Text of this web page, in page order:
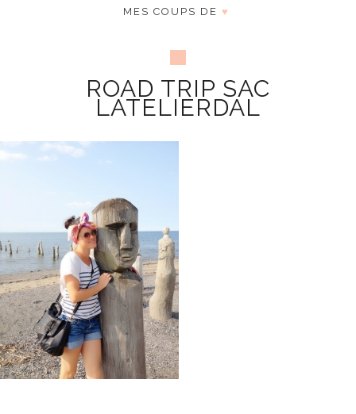
MES COUPS DE ♥
ROAD TRIP SAC
LATELIERDAL